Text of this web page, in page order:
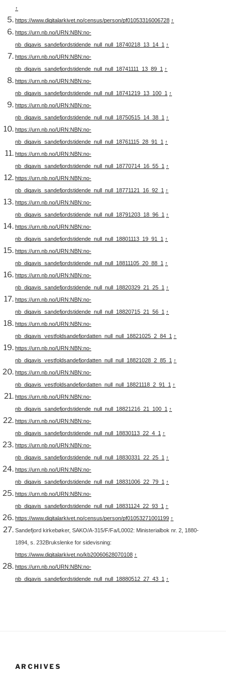
↑
https://www.digitalarkivet.no/census/person/pf01053316006728 ↑
https://urn.nb.no/URN:NBN:no-
nb_digavis_sandefjordstidende_null_null_18740218_13_14_1 ↑
https://urn.nb.no/URN:NBN:no-
nb_digavis_sandefjordstidende_null_null_18741111_13_89_1 ↑
https://urn.nb.no/URN:NBN:no-
nb_digavis_sandefjordstidende_null_null_18741219_13_100_1 ↑
https://urn.nb.no/URN:NBN:no-
nb_digavis_sandefjordstidende_null_null_18750515_14_38_1 ↑
https://urn.nb.no/URN:NBN:no-
nb_digavis_sandefjordstidende_null_null_18761115_28_91_1 ↑
https://urn.nb.no/URN:NBN:no-
nb_digavis_sandefjordstidende_null_null_18770714_16_55_1 ↑
https://urn.nb.no/URN:NBN:no-
nb_digavis_sandefjordstidende_null_null_18771121_16_92_1 ↑
https://urn.nb.no/URN:NBN:no-
nb_digavis_sandefjordstidende_null_null_18791203_18_96_1 ↑
https://urn.nb.no/URN:NBN:no-
nb_digavis_sandefjordstidende_null_null_18801113_19_91_1 ↑
https://urn.nb.no/URN:NBN:no-
nb_digavis_sandefjordstidende_null_null_18811105_20_88_1 ↑
https://urn.nb.no/URN:NBN:no-
nb_digavis_sandefjordstidende_null_null_18820329_21_25_1 ↑
https://urn.nb.no/URN:NBN:no-
nb_digavis_sandefjordstidende_null_null_18820715_21_56_1 ↑
https://urn.nb.no/URN:NBN:no-
nb_digavis_vestfoldsandefjordatten_null_null_18821025_2_84_1 ↑
https://urn.nb.no/URN:NBN:no-
nb_digavis_vestfoldsandefjordatten_null_null_18821028_2_85_1 ↑
https://urn.nb.no/URN:NBN:no-
nb_digavis_vestfoldsandefjordatten_null_null_18821118_2_91_1 ↑
https://urn.nb.no/URN:NBN:no-
nb_digavis_sandefjordstidende_null_null_18821216_21_100_1 ↑
https://urn.nb.no/URN:NBN:no-
nb_digavis_sandefjordstidende_null_null_18830113_22_4_1 ↑
https://urn.nb.no/URN:NBN:no-
nb_digavis_sandefjordstidende_null_null_18830331_22_25_1 ↑
https://urn.nb.no/URN:NBN:no-
nb_digavis_sandefjordstidende_null_null_18831006_22_79_1 ↑
https://urn.nb.no/URN:NBN:no-
nb_digavis_sandefjordstidende_null_null_18831124_22_93_1 ↑
https://www.digitalarkivet.no/census/person/pf01053271001199 ↑
Sandefjord kirkebøker, SAKO/A-315/F/Fa/L0002: Ministerialbok nr. 2, 1880-
1894, s. 232Brukslenke for sidevisning:
https://www.digitalarkivet.no/kb20060628070108 ↑
https://urn.nb.no/URN:NBN:no-
nb_digavis_sandefjordstidende_null_null_18880512_27_43_1 ↑
ARCHIVES